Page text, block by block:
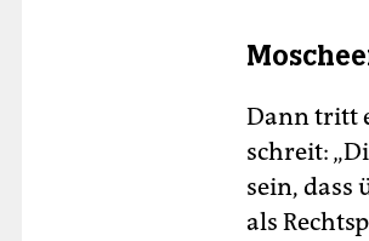
Dann tritt
schreit:
sein, dass
als